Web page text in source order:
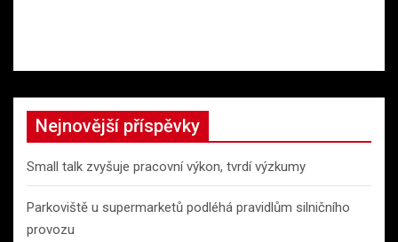
Nejnovější příspěvky
Small talk zvyšuje pracovní výkon, tvrdí výzkumy
Parkoviště u supermarketů podléhá pravidlům silničního
provozu